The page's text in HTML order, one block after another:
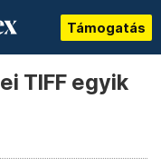
Támogatás
TIFF egyik